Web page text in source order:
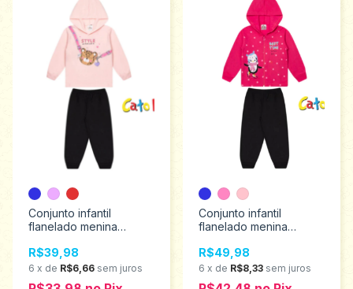
Conjunto infantil
flanelado menina
2794
R$39,98
6 x de R$6,66 sem juros
Conjunto infantil
flanelado menina
2799
R$49,98
6 x de R$8,33 sem juros